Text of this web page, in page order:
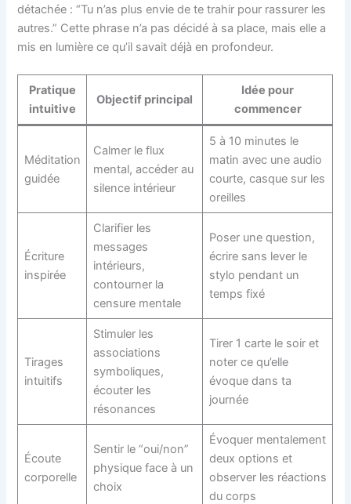
détachée : “Tu n’as plus envie de te trahir pour rassurer les
autres.” Cette phrase n’a pas décidé à sa place, mais elle a
mis en lumière ce qu’il savait déjà en profondeur.
Pratique
intuitive
Objectif principal
Idée pour
commencer
Méditation
guidée
Calmer le flux
mental, accéder au
silence intérieur
5 à 10 minutes le
matin avec une audio
courte, casque sur les
oreilles
Écriture
inspirée
Clarifier les
messages
intérieurs,
contourner la
censure mentale
Poser une question,
écrire sans lever le
stylo pendant un
temps fixé
Tirages
intuitifs
Stimuler les
associations
symboliques,
écouter les
résonances
Tirer 1 carte le soir et
noter ce qu’elle
évoque dans ta
journée
Écoute
corporelle
Sentir le “oui/non”
physique face à un
choix
Évoquer mentalement
deux options et
observer les réactions
du corps